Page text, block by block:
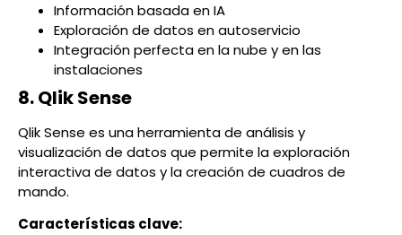
Información basada en IA
Exploración de datos en autoservicio
Integración perfecta en la nube y en las
instalaciones
8. Qlik Sense
Qlik Sense es una herramienta de análisis y
visualización de datos que permite la exploración
interactiva de datos y la creación de cuadros de
mando.
Características clave: